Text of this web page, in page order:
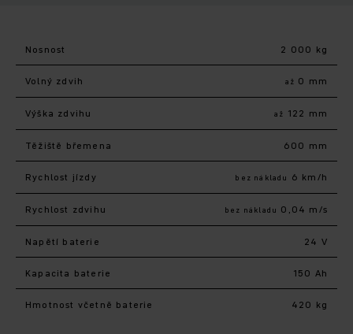
Nosnost 2 000 kg
Volný zdvih až 0 mm
Výška zdvihu až 122 mm
Těžiště břemena 600 mm
Rychlost jízdy bez nákladu 6 km/h
Rychlost zdvihu bez nákladu 0,04 m/s
Napětí baterie 24 V
Kapacita baterie 150 Ah
Hmotnost včetně baterie 420 kg